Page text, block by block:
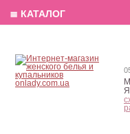
≣ КАТАЛОГ